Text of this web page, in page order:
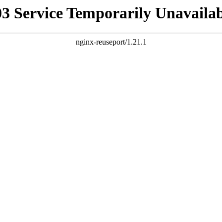
Service Temporarily
nginx-reuseport/1.21.1